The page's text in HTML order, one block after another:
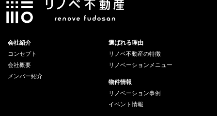
会社紹介
コンセプト
会社概要
メンバー紹介
選ばれる理由
リノベ不動産の特徴
リノベーションメニュー
物件情報
リノベーション事例
イベント情報